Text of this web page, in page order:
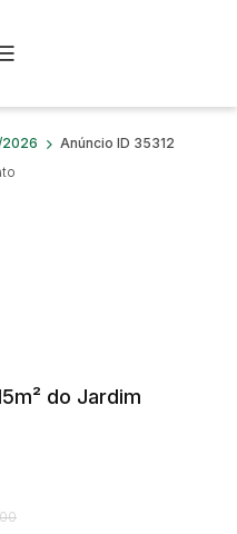
2026
Anúncio ID 35312
do Jardim